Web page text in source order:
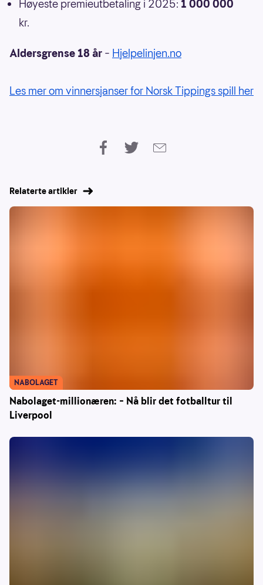
Høyeste premieutbetaling i 2025: 1 000 000
kr.
Aldersgrense 18 år – Hjelpelinjen.no
Les mer om vinnersjanser for Norsk Tippings spill her
Relaterte artikler
Nabolaget-millionæren: – Nå blir det fotballtur til
Liverpool
NABOLAGET